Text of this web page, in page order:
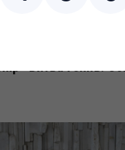
«Битва геніїв.